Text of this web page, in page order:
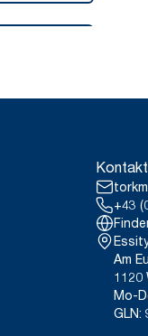
+43
Am
1120
Mo-
GLN: